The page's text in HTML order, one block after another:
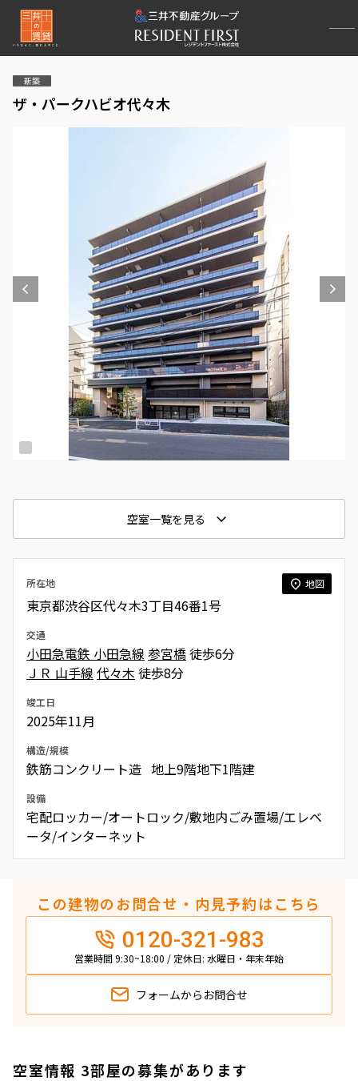
新築
ザ・パークハビオ代々木
空室一覧を見る
所在地 地図
東京都渋谷区代々木3丁目46番1号
交通
小田急電鉄 小田急線 参宮橋徒歩6分
ＪＲ 山手線 代々木 徒歩8分
竣工日
2025年11月
構造/規模
鉄筋コンクリート造 地上9階地下1階建
設備
宅配ロッカー/オートロック/敷地内ごみ置場/エレベ
ータ/インターネット
この建物のお問合せ・内見予約はこちら
0120-321-983
営業時間 9:30~18:00 / 定休日: 水曜日・年末年始
フォームから お問合せ
空室情報 3部屋の募集があります